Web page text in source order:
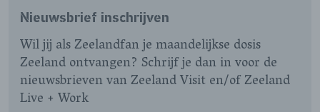
PAGINAPAGINAPAGINAPAGINA
Nieuwsbrief inschrijven
Wil jij als Zeelandfan je maandelijkse dosis
Zeeland ontvangen? Schrijf je dan in voor de
nieuwsbrieven van Zeeland Visit en/of Zeeland
Live + Work